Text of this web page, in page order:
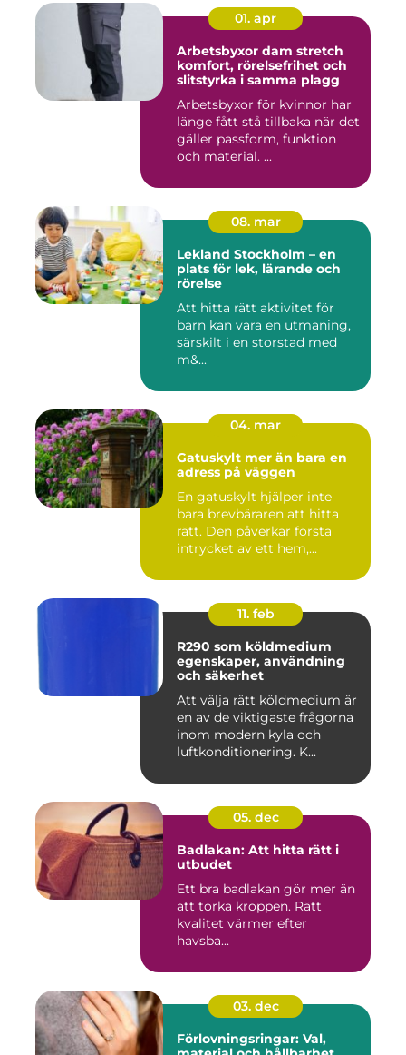
01. apr
Arbetsbyxor dam stretch
komfort, rörelsefrihet och
slitstyrka i samma plagg
Arbetsbyxor för kvinnor har
länge fått stå tillbaka när det
gäller passform, funktion
och material. ...
08. mar
Lekland Stockholm – en
plats för lek, lärande och
rörelse
Att hitta rätt aktivitet för
barn kan vara en utmaning,
särskilt i en storstad med
m&...
04. mar
Gatuskylt mer än bara en
adress på väggen
En gatuskylt hjälper inte
bara brevbäraren att hitta
rätt. Den påverkar första
intrycket av ett hem,...
11. feb
R290 som köldmedium
egenskaper, användning
och säkerhet
Att välja rätt köldmedium är
en av de viktigaste frågorna
inom modern kyla och
luftkonditionering. K...
05. dec
Badlakan: Att hitta rätt i
utbudet
Ett bra badlakan gör mer än
att torka kroppen. Rätt
kvalitet värmer efter
havsba...
03. dec
Förlovningsringar: Val,